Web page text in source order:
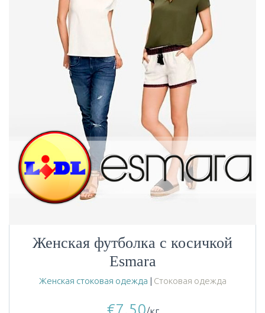
Женская футболка с косичкой
Esmara
Женская стоковая одежда | Стоковая одежда
€7.50